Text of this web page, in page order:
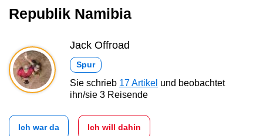
Republik Namibia
Jack Offroad
Spur
Sie schrieb 17 Artikel und beobachtet
ihn/sie 3 Reisende
Ich war da Ich will dahin